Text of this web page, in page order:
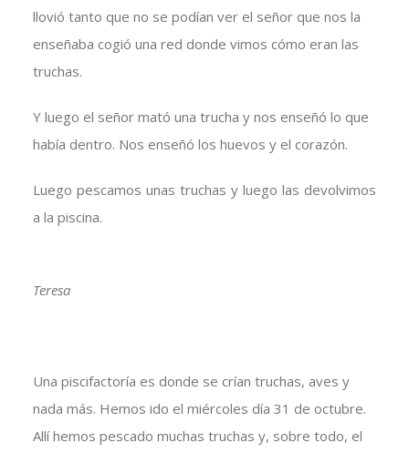
llovió tanto que no se podían ver el señor que nos la
enseñaba cogió una red donde vimos cómo eran las
truchas.
Y luego el señor mató una trucha y nos enseñó lo que
había dentro. Nos enseñó los huevos y el corazón.
Luego pescamos unas truchas y luego las devolvimos
a la piscina.
Teresa
Una piscifactoría es donde se crían truchas, aves y
nada más. Hemos ido el miércoles día 31 de octubre.
Allí hemos pescado muchas truchas y, sobre todo, el